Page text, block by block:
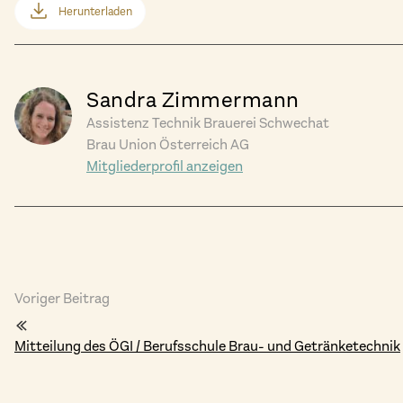
Herunterladen
Sandra Zimmermann
Assistenz Technik Brauerei Schwechat
Brau Union Österreich AG
Mitgliederprofil anzeigen
Voriger Beitrag
Mitteilung des ÖGI / Berufsschule Brau- und Getränketechnik